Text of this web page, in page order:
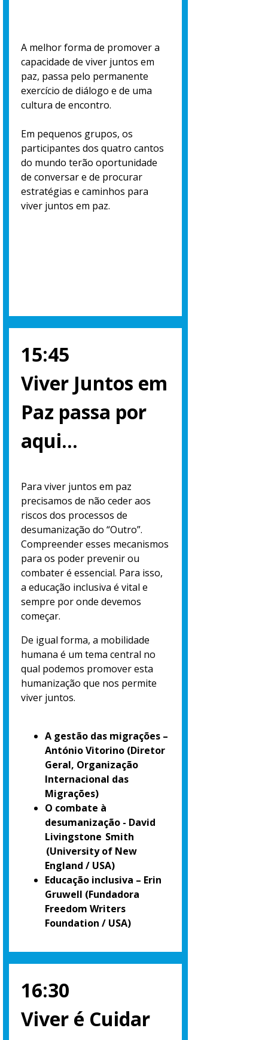
A melhor forma de promover a
capacidade de viver juntos em
paz, passa pelo permanente
exercício de diálogo e de uma
cultura de encontro.
Em pequenos grupos, os
participantes dos quatro cantos
do mundo terão oportunidade
de conversar e de procurar
estratégias e caminhos para
viver juntos em paz.
15:45
Viver Juntos em
Paz passa por
aqui…
Para viver juntos em paz
precisamos de não ceder aos
riscos dos processos de
desumanização do “Outro”.
Compreender esses mecanismos
para os poder prevenir ou
combater é essencial. Para isso,
a educação inclusiva é vital e
sempre por onde devemos
começar.
De igual forma, a mobilidade
humana é um tema central no
qual podemos promover esta
humanização que nos permite
viver juntos.
A gestão das migrações –
António Vitorino (Diretor
Geral, Organização
Internacional das
Migrações)
O combate à
desumanização - David
Livingstone Smith
(University of New
England / USA)
Educação inclusiva – Erin
Gruwell (Fundadora
Freedom Writers
Foundation / USA)
16:30
Viver é Cuidar